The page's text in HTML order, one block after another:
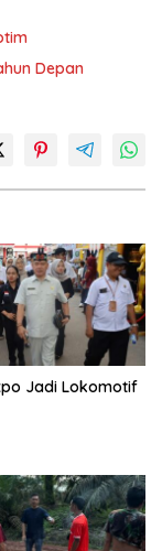
Depan
Jadi Lokomotif